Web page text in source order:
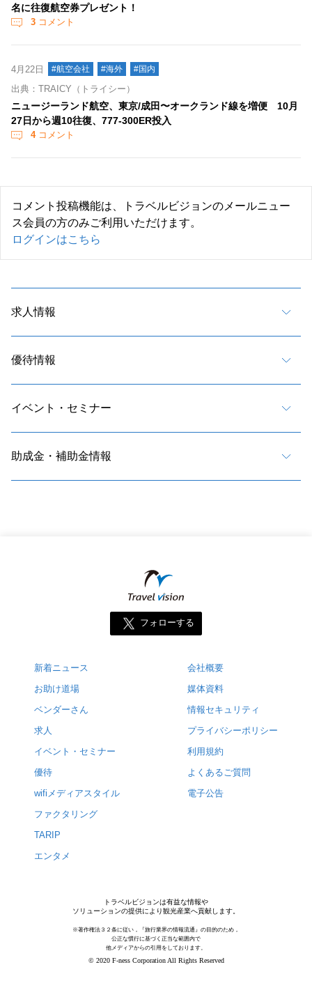
名に往復航空券プレゼント！
3 コメント
4月22日 #航空会社 #海外 #国内
出典：TRAICY（トライシー）
ニュージーランド航空、東京/成田〜オークランド線を増便 10月
27日から週10往復、777-300ER投入
4コメント
コメント投稿機能は、トラベルビジョンのメールニュー
ス会員の方のみご利用いただけます。
ログインはこちら
求人情報
優待情報
イベント・セミナー
助成金・補助金情報
フォローする
新着ニュース
お助け道場
ベンダーさん
求人
イベント・セミナー
優待
wifiメディアスタイル
ファクタリング
TARIP
エンタメ
会社概要
媒体資料
情報セキュリティ
プライバシーポリシー
利用規約
よくあるご質問
電子公告
トラベルビジョンは有益な情報や
ソリューションの提供により観光産業へ貢献します。
※著作権法３２条に従い，『旅行業界の情報流通』の目的のため，
公正な慣行に基づく正当な範囲内で
他メディアからの引用をしております。
© 2020 F-ness Corporation All Rights Reserved